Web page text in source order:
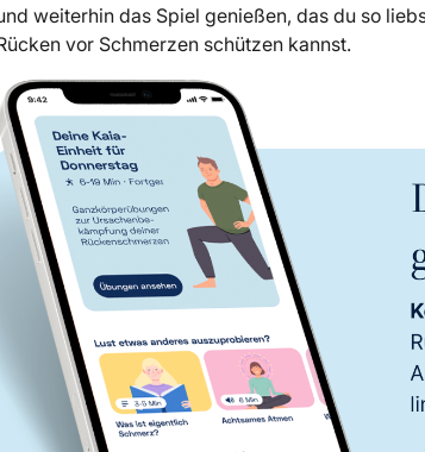
weiterhin das Spiel genießen, das du so
vor Schmerzen schützen kannst.